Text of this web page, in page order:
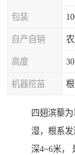
包装
自产自销
高度
机器挖苗
四翅滨藜
湿，根系
深4~6米，